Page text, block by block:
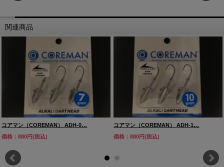
関連商品
コアマン（COREMAN） ADH-0…
価格：880円(税込)
コアマン（COREMAN） ADH-1…
価格：880円(税込)